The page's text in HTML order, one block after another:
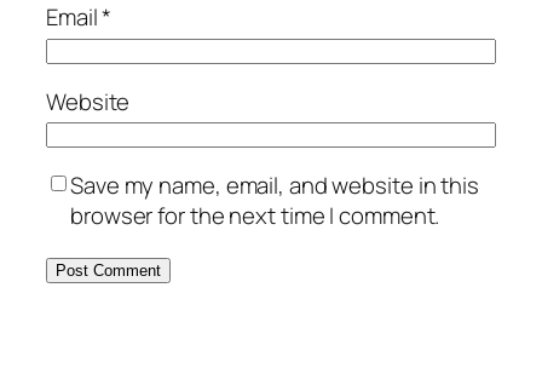
Email*
Website
Save my name, email, and website in this
browser for the next time I comment.